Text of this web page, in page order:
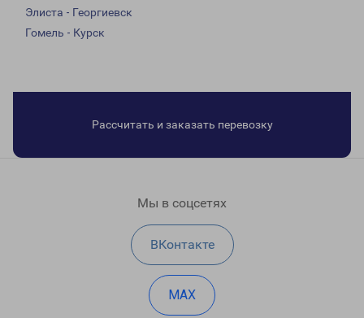
Элиста - Георгиевск
Гомель - Курск
Рассчитать и заказать перевозку
Мы в соцсетях
ВКонтакте
MAX